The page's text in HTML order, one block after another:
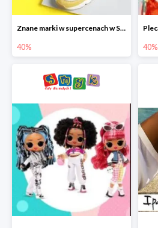
Znane marki w supercenach w Smyku - buty do -40%
40% 40%